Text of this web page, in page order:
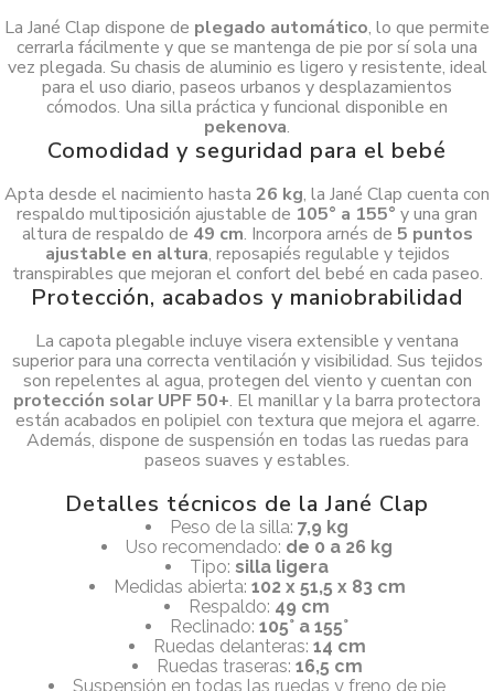
La Jané Clap dispone de plegado automático, lo que permite
cerrarla fácilmente y que se mantenga de pie por sí sola una
vez plegada. Su chasis de aluminio es ligero y resistente, ideal
para el uso diario, paseos urbanos y desplazamientos
cómodos. Una silla práctica y funcional disponible en
pekenova.
Comodidad y seguridad para el bebé
Apta desde el nacimiento hasta 26 kg, la Jané Clap cuenta con
respaldo multiposición ajustable de 105° a 155° y una gran
altura de respaldo de 49 cm. Incorpora arnés de 5 puntos
ajustable en altura, reposapiés regulable y tejidos
transpirables que mejoran el confort del bebé en cada paseo.
Protección, acabados y maniobrabilidad
La capota plegable incluye visera extensible y ventana
superior para una correcta ventilación y visibilidad. Sus tejidos
son repelentes al agua, protegen del viento y cuentan con
protección solar UPF 50+. El manillar y la barra protectora
están acabados en polipiel con textura que mejora el agarre.
Además, dispone de suspensión en todas las ruedas para
paseos suaves y estables.
Detalles técnicos de la Jané Clap
Peso de la silla: 7,9 kg
Uso recomendado: de 0 a 26 kg
Tipo: silla ligera
Medidas abierta: 102 x 51,5 x 83 cm
Respaldo: 49 cm
Reclinado: 105° a 155°
Ruedas delanteras: 14 cm
Ruedas traseras: 16,5 cm
Suspensión en todas las ruedas y freno de pie